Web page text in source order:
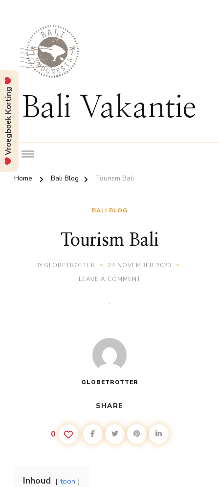
Bali Vakantie
Home Bali Blog Tourism Bali
BALI BLOG
Tourism Bali
BY GLOBETROTTER
24 NOVEMBER 2023
LEAVE A COMMENTON
GLOBETROTTER
SHARE
0
Inhoud toon
Vroegboek Korting